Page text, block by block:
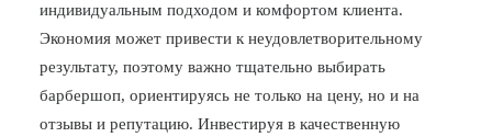
индивидуальным подходом и комфортом клиента.
Экономия может привести к неудовлетворительному
результату, поэтому важно тщательно выбирать
барбершоп, ориентируясь не только на цену, но и на
отзывы и репутацию. Инвестируя в качественную